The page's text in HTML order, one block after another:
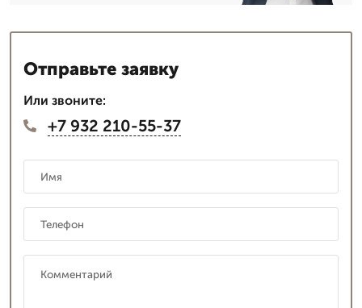
Отправьте заявку
Или звоните:
+7 932 210-55-37